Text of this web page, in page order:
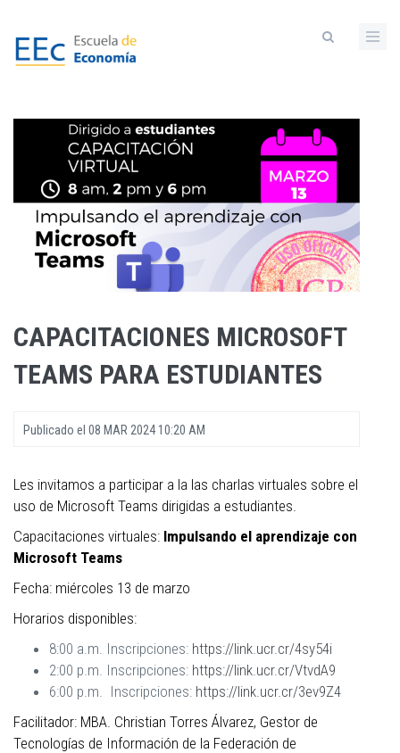
contenido
CAPACITACIONES MICROSOFT
TEAMS PARA ESTUDIANTES
Publicado el 08 MAR 2024 10:20 AM
Les invitamos a participar a la las charlas virtuales sobre el
uso de Microsoft Teams dirigidas a estudiantes.
Capacitaciones virtuales: Impulsando el aprendizaje con
Microsoft Teams
Fecha: miércoles 13 de marzo
Horarios disponibles:
8:00 a.m. Inscripciones: https://link.ucr.cr/4sy54i
2:00 p.m. Inscripciones: https://link.ucr.cr/VtvdA9
6:00 p.m. Inscripciones: https://link.ucr.cr/3ev9Z4
Facilitador: MBA. Christian Torres Álvarez, Gestor de
Tecnologías de Información de la Federación de